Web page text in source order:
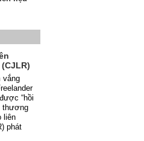
vắng
“hồi
thương
liên
phát